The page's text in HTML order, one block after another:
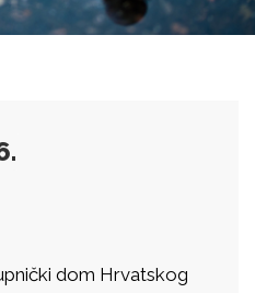
dom Hrvatskog